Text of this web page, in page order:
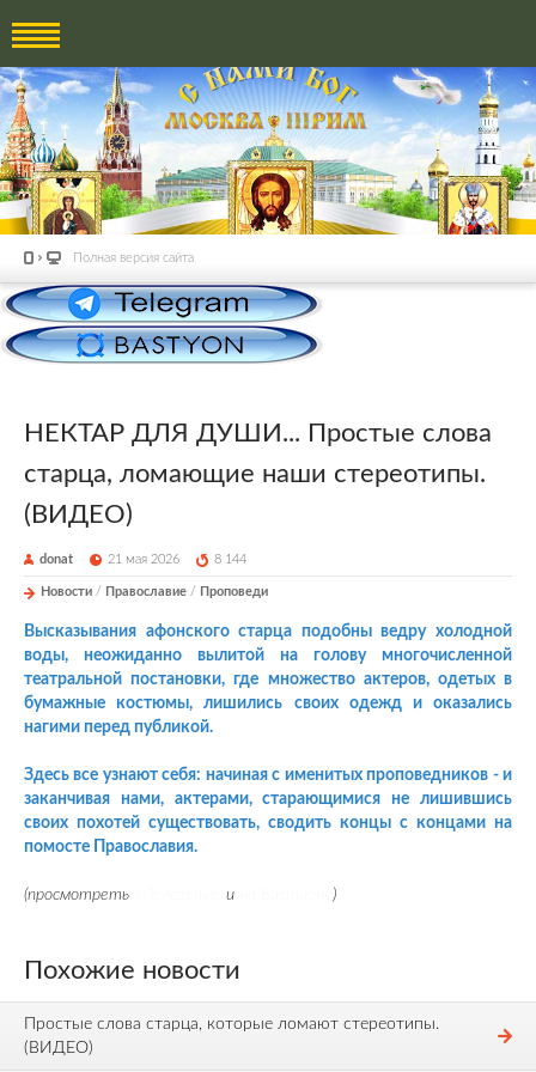
Полная версия сайта
НЕКТАР ДЛЯ ДУШИ... Простые слова
старца, ломающие наши стереотипы.
(ВИДЕО)
donat 21 мая 2026 8 144
Новости / Православие / Проповеди
Высказывания афонского старца подобны ведру холодной
воды, неожиданно вылитой на голову многочисленной
театральной постановки, где множество актеров, одетых в
бумажные костюмы, лишились своих одежд и оказались
нагими перед публикой.
Здесь все узнают себя: начиная с именитых проповедников - и
заканчивая нами, актерами, старающимися не лишившись
своих похотей существовать, сводить концы с концами на
помосте Православия.
(просмотреть и )
Похожие новости
Простые слова старца, которые ломают стереотипы.
(ВИДЕО)